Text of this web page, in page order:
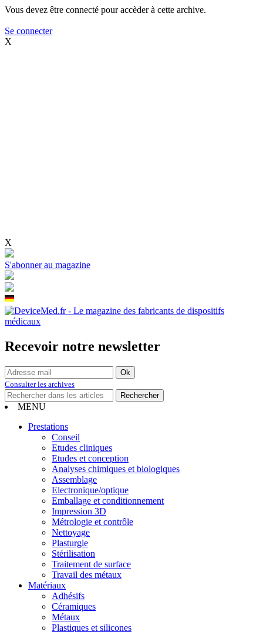
Vous devez être connecté pour accèder à cette archive.
Se connecter
X
X
S'abonner au magazine
Recevoir notre newsletter
Consulter les archives
MENU
Prestations
Conseil
Etudes cliniques
Etudes et conception
Analyses chimiques et biologiques
Assemblage
Electronique/optique
Emballage et conditionnement
Impression 3D
Métrologie et contrôle
Nettoyage
Plasturgie
Stérilisation
Traitement de surface
Travail des métaux
Matériaux
Adhésifs
Céramiques
Métaux
Plastiques et silicones